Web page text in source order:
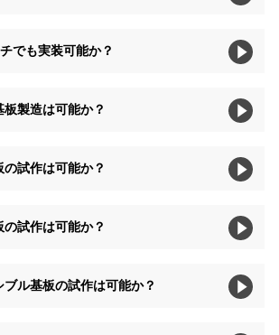
でも実装可能か？
製造は可能か？
試作は可能か？
試作は可能か？
ブル基板の試作は可能か？